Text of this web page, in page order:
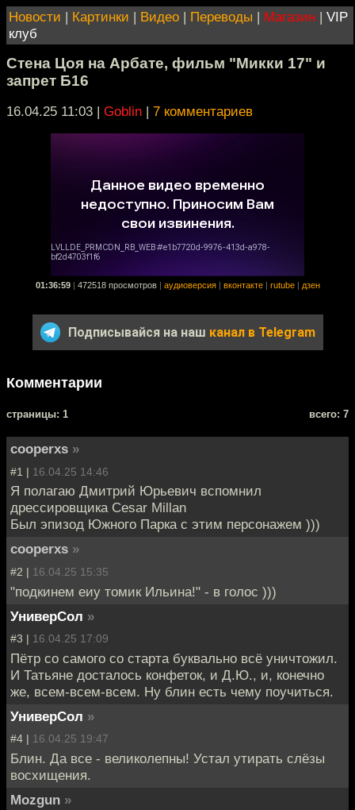
Новости | Картинки | Видео | Переводы | Магазин | VIP
клуб
Стена Цоя на Арбате, фильм "Микки 17" и
запрет Б16
16.04.25 11:03 | Goblin | 7 комментариев
01:36:59 472518 просмотров аудиоверсия вконтакте rutube дзен
Подписывайся на наш канал в Telegram
Комментарии
cтраницы: 1 всего: 7
cooperxs »
#1 | 16.04.25 14:46
Я полагаю Дмитрий Юрьевич вспомнил
дрессировщика Cesar Millan
Был эпизод Южного Парка с этим персонажем )))
cooperxs »
#2 | 16.04.25 15:35
"подкинем еиу томик Ильина!" - в голос )))
УниверСол »
#3 | 16.04.25 17:09
Пётр со самого со старта буквально всё уничтожил.
И Татьяне досталось конфеток, и Д.Ю., и, конечно
же, всем-всем-всем. Ну блин есть чему поучиться.
УниверСол »
#4 | 16.04.25 19:47
Блин. Да все - великолепны! Устал утирать слёзы
восхищения.
Mozgun »